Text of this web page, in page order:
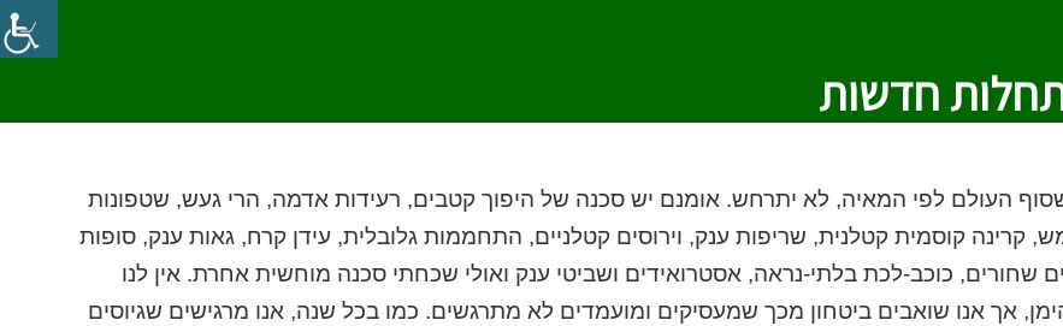
חדשות
העולם לפי המאיה, לא יתרחש. אומנם יש סכנה של היפוך קטבים, רעידות אדמה, הרי געש, שטפונות
קרינה קוסמית קטלנית, שריפות ענק, וירוסים קטלניים, התחממות גלובלית, עידן קרח, גאות ענק, סופות
שחורים, כוכב-לכת בלתי-נראה, אסטרואידים ושביטי ענק ואולי שכחתי סכנה מוחשית אחרת. אין לנו
אך אנו שואבים ביטחון מכך שמעסיקים ומועמדים לא מתרגשים. כמו בכל שנה, אנו מרגישים שגיוסים